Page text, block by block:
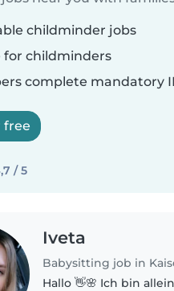
childminder jobs
for childminders
complete mandatory
free
/ 5
Iveta
Babysitting job in
Hallo 👋🌸 Ich bin